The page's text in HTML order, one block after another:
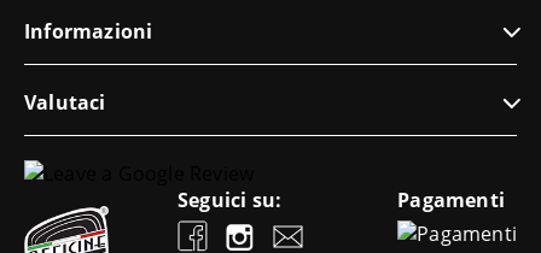
Informazioni
Valutaci
Seguici su: Pagamenti